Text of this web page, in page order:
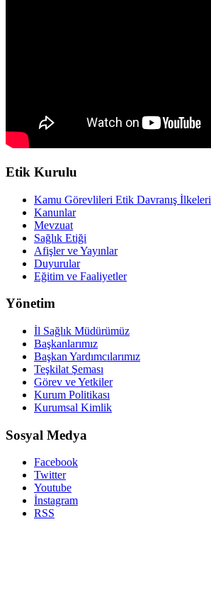
Etik Kurulu
Kamu Görevlileri Etik Davranış İlkeleri
Kanunlar
Mevzuat
Sağlık Etiği
Afişler ve Yayınlar
Duyurular
Eğitim ve Faaliyetler
Yönetim
İl Sağlık Müdürümüz
Başkanlarımız
Başkan Yardımcılarımız
Teşkilat Şeması
Görev ve Yetkiler
Kurum Politikası
Kurumsal Kimlik
Sosyal Medya
Facebook
Twitter
Youtube
İnstagram
RSS